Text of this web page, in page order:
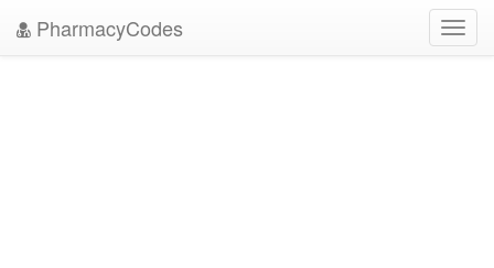
PharmacyCodes